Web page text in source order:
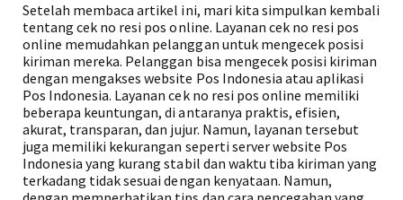
Setelah membaca artikel ini, mari kita simpulkan kembali
tentang cek no resi pos online. Layanan cek no resi pos
online memudahkan pelanggan untuk mengecek posisi
kiriman mereka. Pelanggan bisa mengecek posisi kiriman
dengan mengakses website Pos Indonesia atau aplikasi
Pos Indonesia. Layanan cek no resi pos online memiliki
beberapa keuntungan, di antaranya praktis, efisien,
akurat, transparan, dan jujur. Namun, layanan tersebut
juga memiliki kekurangan seperti server website Pos
Indonesia yang kurang stabil dan waktu tiba kiriman yang
terkadang tidak sesuai dengan kenyataan. Namun,